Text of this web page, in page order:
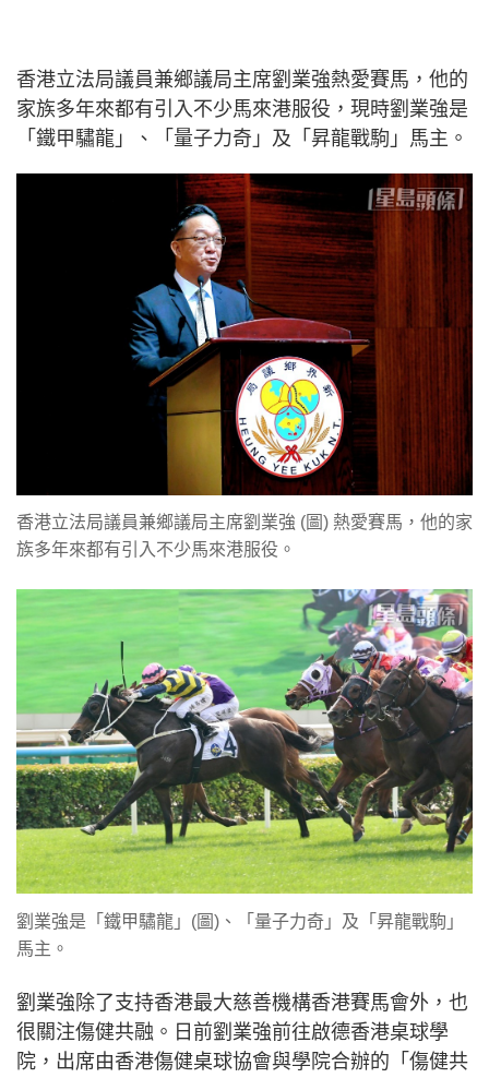
香港立法局議員兼鄉議局主席劉業強熱愛賽馬，他的
家族多年來都有引入不少馬來港服役，現時劉業強是
「鐵甲驌龍」、「量子力奇」及「昇龍戰駒」馬主。
香港立法局議員兼鄉議局主席劉業強 (圖) 熱愛賽馬，他的家
族多年來都有引入不少馬來港服役。
劉業強是「鐵甲驌龍」(圖)、「量子力奇」及「昇龍戰駒」
馬主。
劉業強除了支持香港最大慈善機構香港賽馬會外，也
很關注傷健共融。日前劉業強前往啟德香港桌球學
院，出席由香港傷健桌球協會與學院合辦的「傷健共